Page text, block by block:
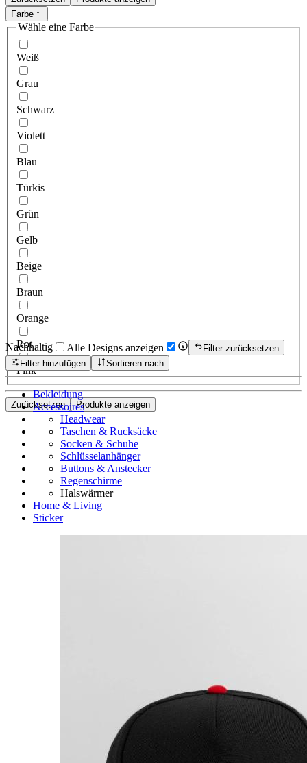
Farbe
Wähle eine Farbe
Weiß
Grau
Schwarz
Violett
Blau
Türkis
Grün
Gelb
Beige
Braun
Orange
Rot
Pink
Zurücksetzen Produkte anzeigen
Nachhaltig Alle Designs anzeigen
Filter zurücksetzen
Filter hinzufügen
Sortieren nach
Bekleidung
Accessoires
Headwear
Taschen & Rucksäcke
Socken & Schuhe
Schlüsselanhänger
Buttons & Anstecker
Regenschirme
Halswärmer
Home & Living
Sticker